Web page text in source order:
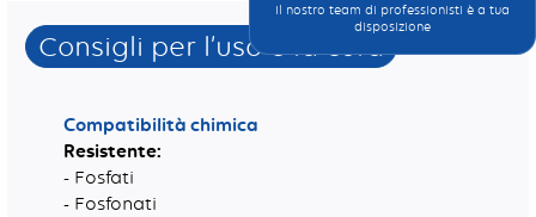
Consigli per l’uso e la cura
Compatibilità chimica
Resistente:
- Fosfati
- Fosfonati
Il nostro team di professionisti è a tua
disposizione